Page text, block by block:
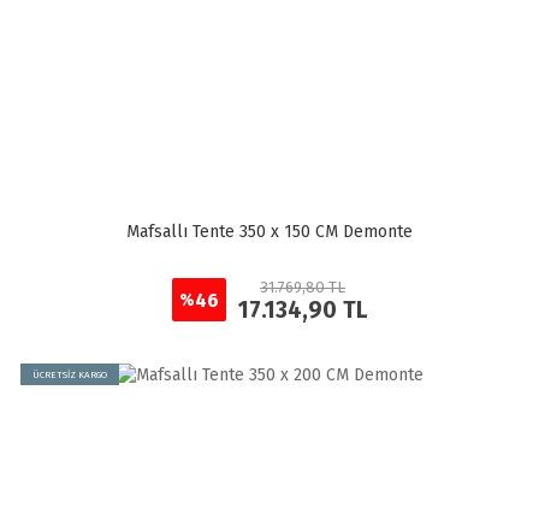
Mafsallı Tente 350 x 150 CM Demonte
%46
31.769,80 TL
17.134,90 TL
ÜCRETSİZ KARGO